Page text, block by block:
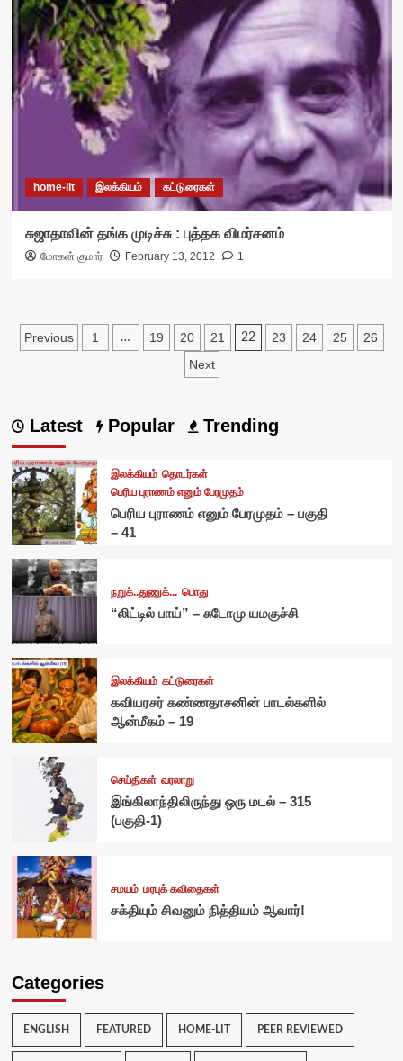
home-lit இலக்கியம் கட்டுரைகள்
சுஜாதாவின் தங்க முடிச்சு : புத்தக விமர்சனம்
மோகன் குமார் February 13, 2012 1
Posts
Previous 1 … 19 20 21 22 23 24 25
26
Next
Latest Popular Trending
இலக்கியம் தொடர்கள்
பெரிய புராணம் எனும் பேரமுதம்
பெரிய புராணம் எனும் பேரமுதம் – பகுதி
– 41
நறுக்..துணுக்... பொது
“லிட்டில் பாய்” – சுடோமு யமகுச்சி
இலக்கியம் கட்டுரைகள்
கவியரசர் கண்ணதாசனின் பாடல்களில்
ஆன்மீகம் – 19
செய்திகள் வரலாறு
இங்கிலாந்திலிருந்து ஒரு மடல் – 315
(பகுதி-1)
சமயம் மரபுக் கவிதைகள்
சக்தியும் சிவனும் நித்தியம் ஆவார்!
Categories
ENGLISH FEATURED HOME-LIT PEER REVIEWED